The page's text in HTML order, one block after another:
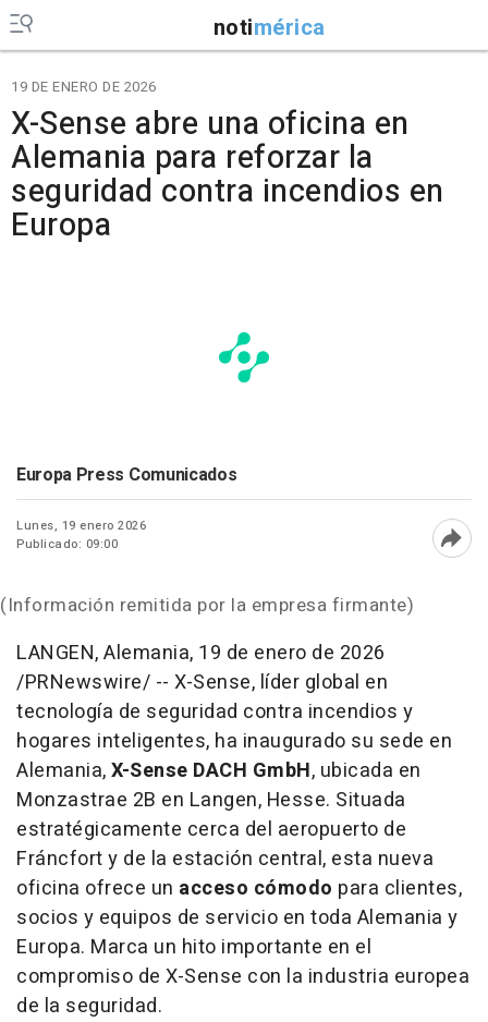
notimérica
19 DE ENERO DE 2026
X-Sense abre una oficina en
Alemania para reforzar la
seguridad contra incendios en
Europa
Europa Press Comunicados
Lunes, 19 enero 2026
Publicado: 09:00
(Información remitida por la empresa firmante)
LANGEN, Alemania, 19 de enero de 2026
/PRNewswire/ -- X-Sense, líder global en
tecnología de seguridad contra incendios y
hogares inteligentes, ha inaugurado su sede en
Alemania,X-Sense DACH GmbH, ubicada en
Monzastrae 2B en Langen, Hesse. Situada
estratégicamente cerca del aeropuerto de
Fráncfort y de la estación central, esta nueva
oficina ofrece un acceso cómodo para clientes,
socios y equipos de servicio en toda Alemania y
Europa. Marca un hito importante en el
compromiso de X-Sense con la industria europea
de la seguridad.